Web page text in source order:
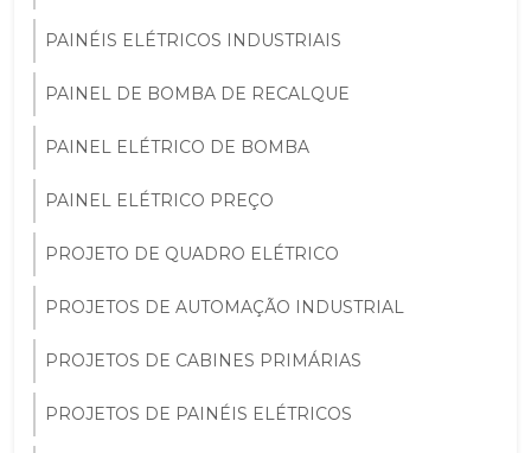
PAINÉIS ELÉTRICOS INDUSTRIAIS
PAINEL DE BOMBA DE RECALQUE
PAINEL ELÉTRICO DE BOMBA
PAINEL ELÉTRICO PREÇO
PROJETO DE QUADRO ELÉTRICO
PROJETOS DE AUTOMAÇÃO INDUSTRIAL
PROJETOS DE CABINES PRIMÁRIAS
PROJETOS DE PAINÉIS ELÉTRICOS